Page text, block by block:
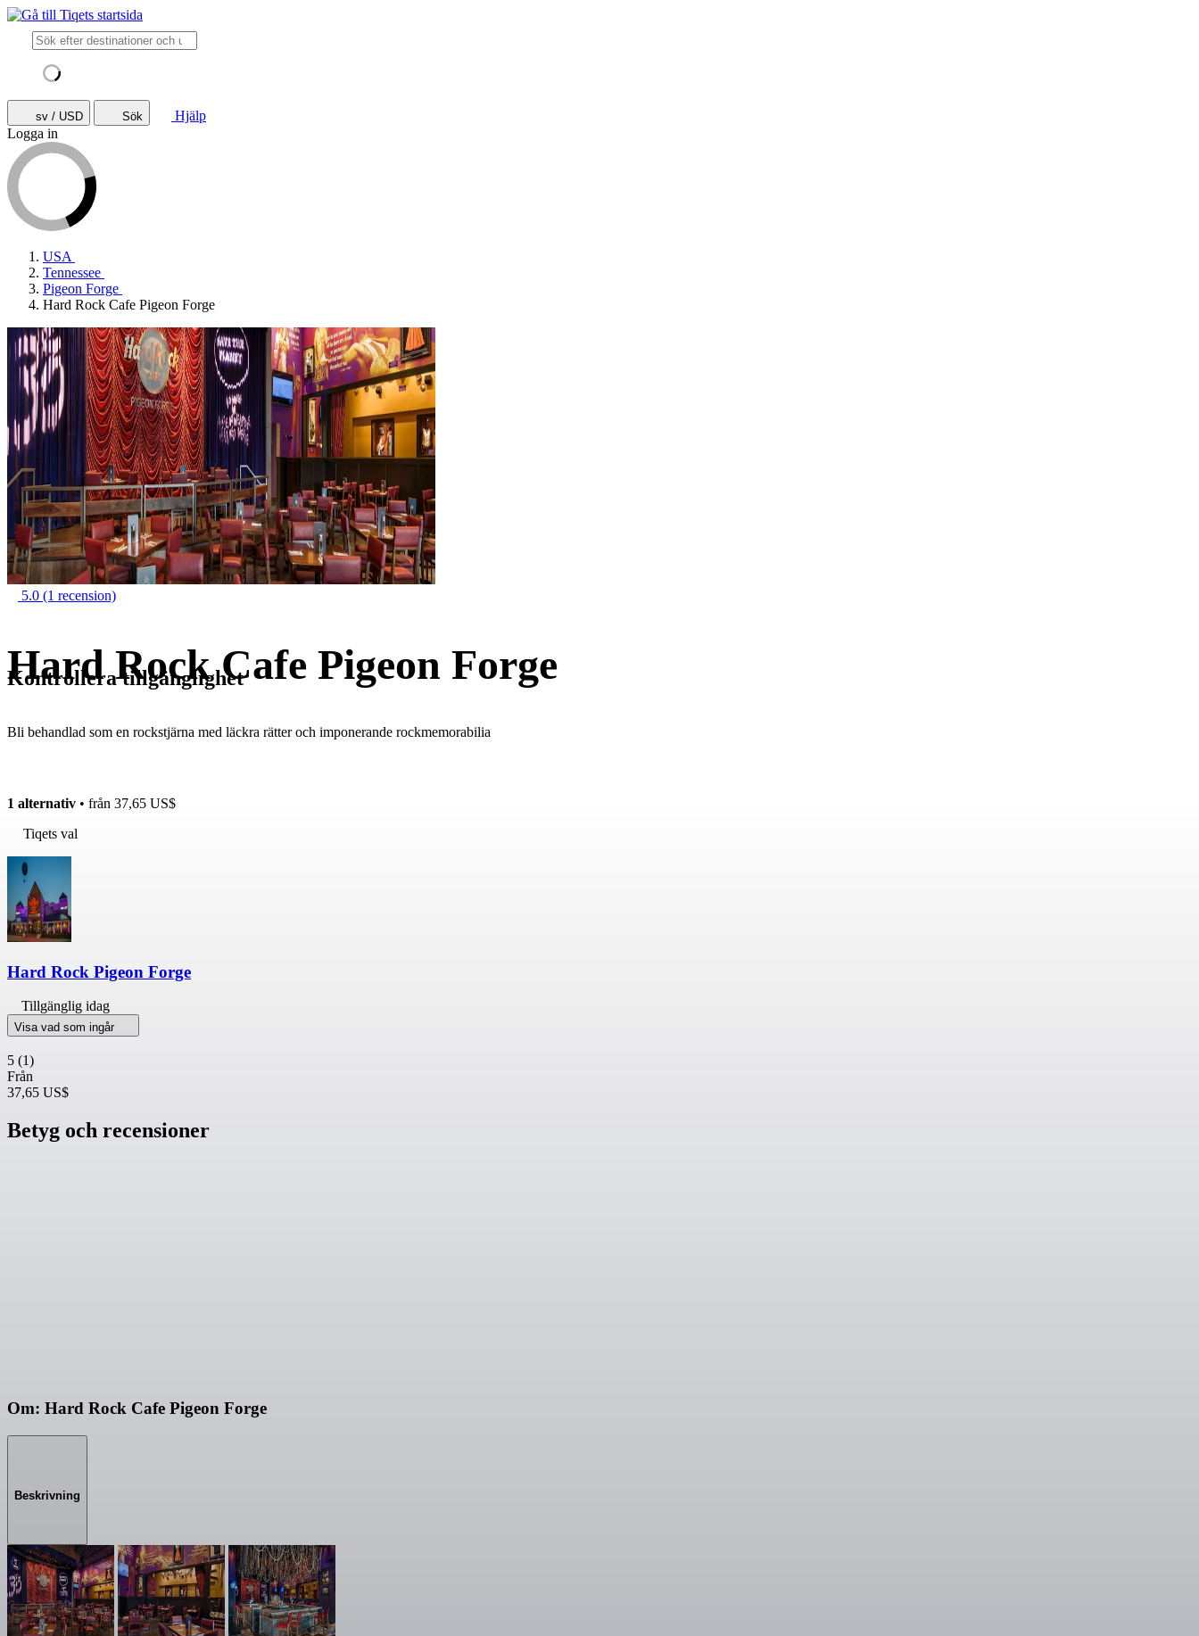
sv / USD Sök
Hjälp
Logga in
USA
Tennessee
Pigeon Forge
Hard Rock Cafe Pigeon Forge
5.0 (1 recension)
Hard Rock Cafe Pigeon Forge
Bli behandlad som en rockstjärna med läckra rätter och imponerande rockmemorabilia
Kontrollera tillgänglighet
1 alternativ • från 37,65 US$
Tiqets val
Hard Rock Pigeon Forge
Tillgänglig idag
Visa vad som ingår
5 (1)
Från
37,65 US$
Betyg och recensioner
Om: Hard Rock Cafe Pigeon Forge
Beskrivning